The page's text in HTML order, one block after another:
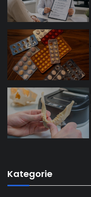
Kategorie